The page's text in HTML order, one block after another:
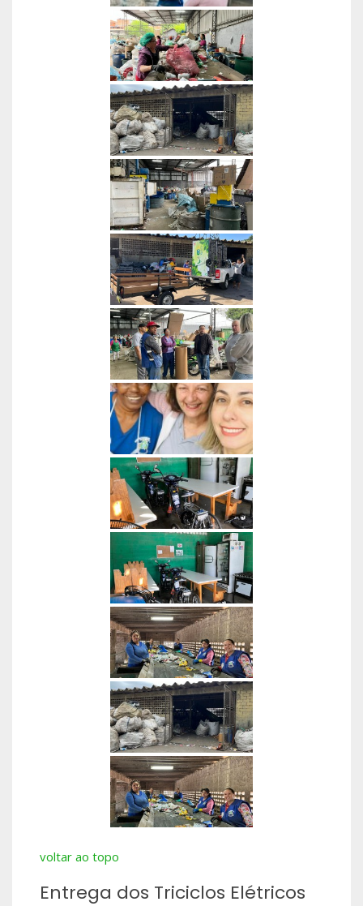
voltar ao topo
Entrega dos Triciclos Elétricos